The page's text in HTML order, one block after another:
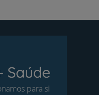
Saúde
para si